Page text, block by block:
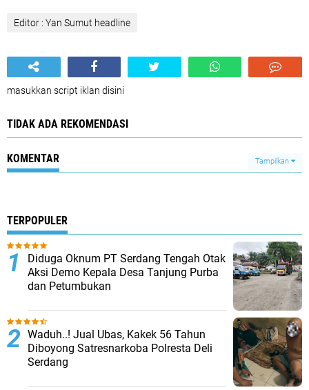
Editor : Yan Sumut headline
masukkan script iklan disini
TIDAK ADA REKOMENDASI
KOMENTAR Tampilkan
TERPOPULER
Diduga Oknum PT Serdang Tengah Otak
Aksi Demo Kepala Desa Tanjung Purba
dan Petumbukan
Waduh..! Jual Ubas, Kakek 56 Tahun
Diboyong Satresnarkoba Polresta Deli
Serdang